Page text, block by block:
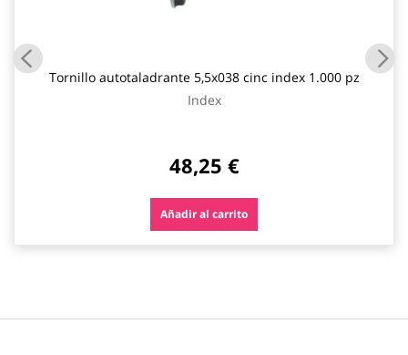
Tornillo autotaladrante 5,5x038 cinc index 1.000 pz
Index
48,25 €
Añadir al carrito